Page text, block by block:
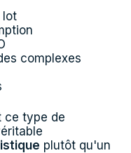
lot
complexes
ce type de
plutôt qu'un